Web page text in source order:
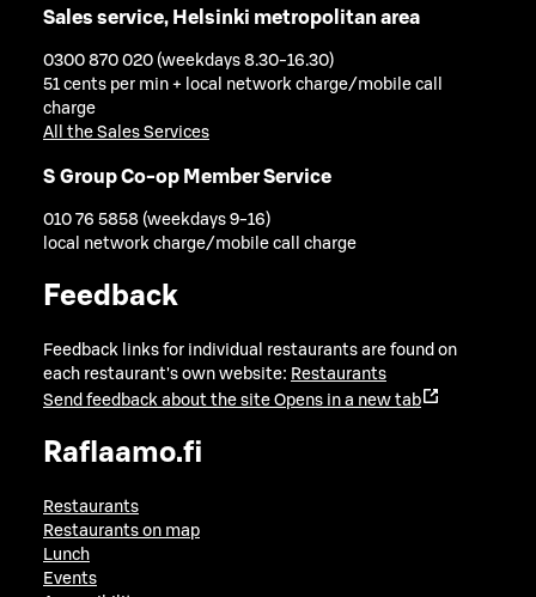
Sales service, Helsinki metropolitan area
0300 870 020 (weekdays 8.30-16.30)
51 cents per min + local network charge/mobile call
charge
All the Sales Services
S Group Co-op Member Service
010 76 5858 (weekdays 9-16)
local network charge/mobile call charge
Feedback
Feedback links for individual restaurants are found on
each restaurant's own website: Restaurants
Send feedback about the site Opens in a new tab
Raflaamo.fi
Restaurants
Restaurants on map
Lunch
Events